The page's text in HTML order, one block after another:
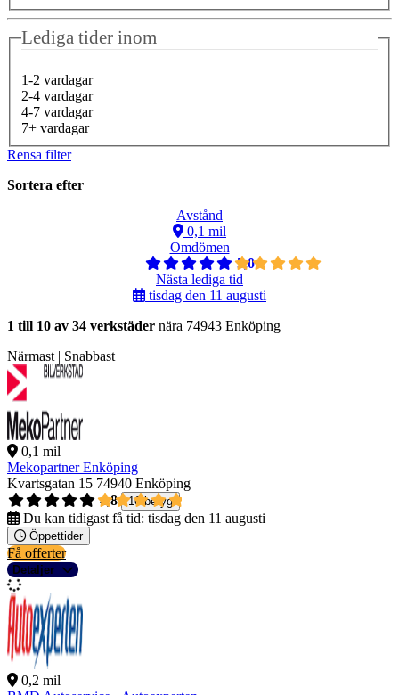
Lediga tider inom
1-2 vardagar
2-4 vardagar
4-7 vardagar
7+ vardagar
Rensa filter
Sortera efter
Avstånd
0,1 mil
Omdömen
5,0
Nästa lediga tid
tisdag den 11 augusti
1 till 10 av 34 verkstäder nära 74943 Enköping
Närmast | Snabbast
0,1 mil
Mekopartner Enköping
Kvartsgatan 15 74940 Enköping
4,8
16 betyg
Du kan tidigast få tid: tisdag den 11 augusti
Öppettider
Få offerter
Detaljer
0,2 mil